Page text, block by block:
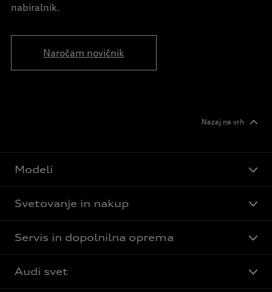
nabiralnik.
Naročam novičnik
Nazaj na vrh
Modeli
Svetovanje in nakup
Servis in dopolnilna oprema
Audi svet